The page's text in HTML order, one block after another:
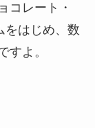
コレート・
をはじめ、数
すよ。